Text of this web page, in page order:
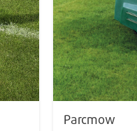
Parcmow